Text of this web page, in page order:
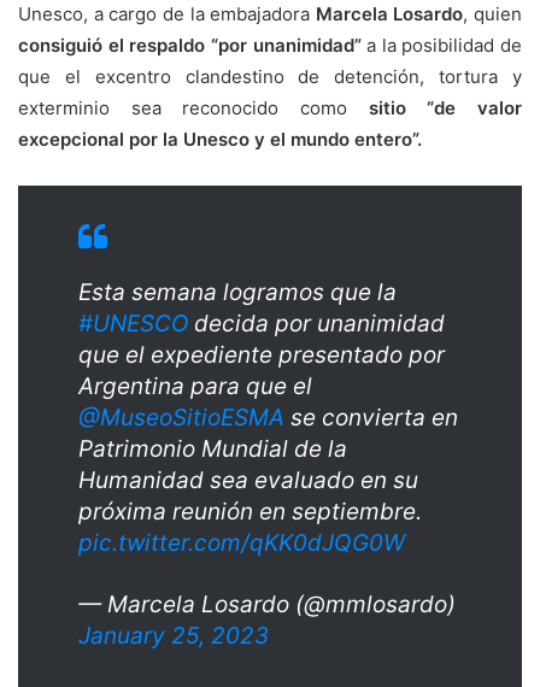
Unesco, a cargo de la embajadora Marcela Losardo, quien
consiguió el respaldo “por unanimidad”a la posibilidad de
que el excentro clandestino de detención, tortura y
exterminio sea reconocido como sitio “de valor
excepcional por la Unesco y el mundo entero”.
Esta semana logramos que la
#UNESCO decida por unanimidad
que el expediente presentado por
Argentina para que el
@MuseoSitioESMA se convierta en
Patrimonio Mundial de la
Humanidad sea evaluado en su
próxima reunión en septiembre.
pic.twitter.com/qKK0dJQG0W
— Marcela Losardo (@mmlosardo)
January 25, 2023